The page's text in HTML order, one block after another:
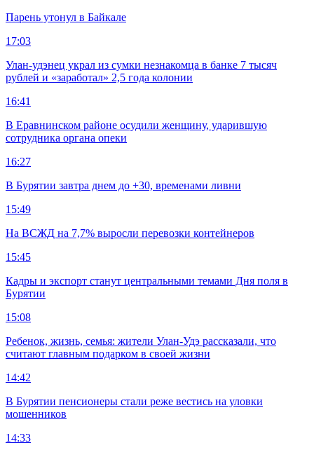
Парень утонул в Байкале
17:03
Улан-удэнец украл из сумки незнакомца в банке 7 тысяч
рублей и «заработал» 2,5 года колонии
16:41
В Еравнинском районе осудили женщину, ударившую
сотрудника органа опеки
16:27
В Бурятии завтра днем до +30, временами ливни
15:49
На ВСЖД на 7,7% выросли перевозки контейнеров
15:45
Кадры и экспорт станут центральными темами Дня поля в
Бурятии
15:08
Ребенок, жизнь, семья: жители Улан-Удэ рассказали, что
считают главным подарком в своей жизни
14:42
В Бурятии пенсионеры стали реже вестись на уловки
мошенников
14:33